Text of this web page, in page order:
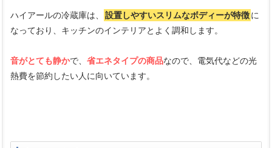
ハイアールの冷蔵庫は、 設置しやすいスリムなボディーが特徴 に
なっており、キッチンのインテリアとよく調和します。
音がとても静かで、 省エネタイプの商品なので、電気代などの光
熱費を節約したい人に向いています。